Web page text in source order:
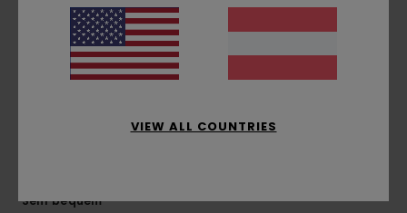
Komfort: 5/5 Preis-Leistungs-Verhältnis: 4/5 Größe
Material: 4/5 Farbe: 4
Ich empfehle dieses Produkt
Sehr bequem
VIEW ALL COUNTRIES